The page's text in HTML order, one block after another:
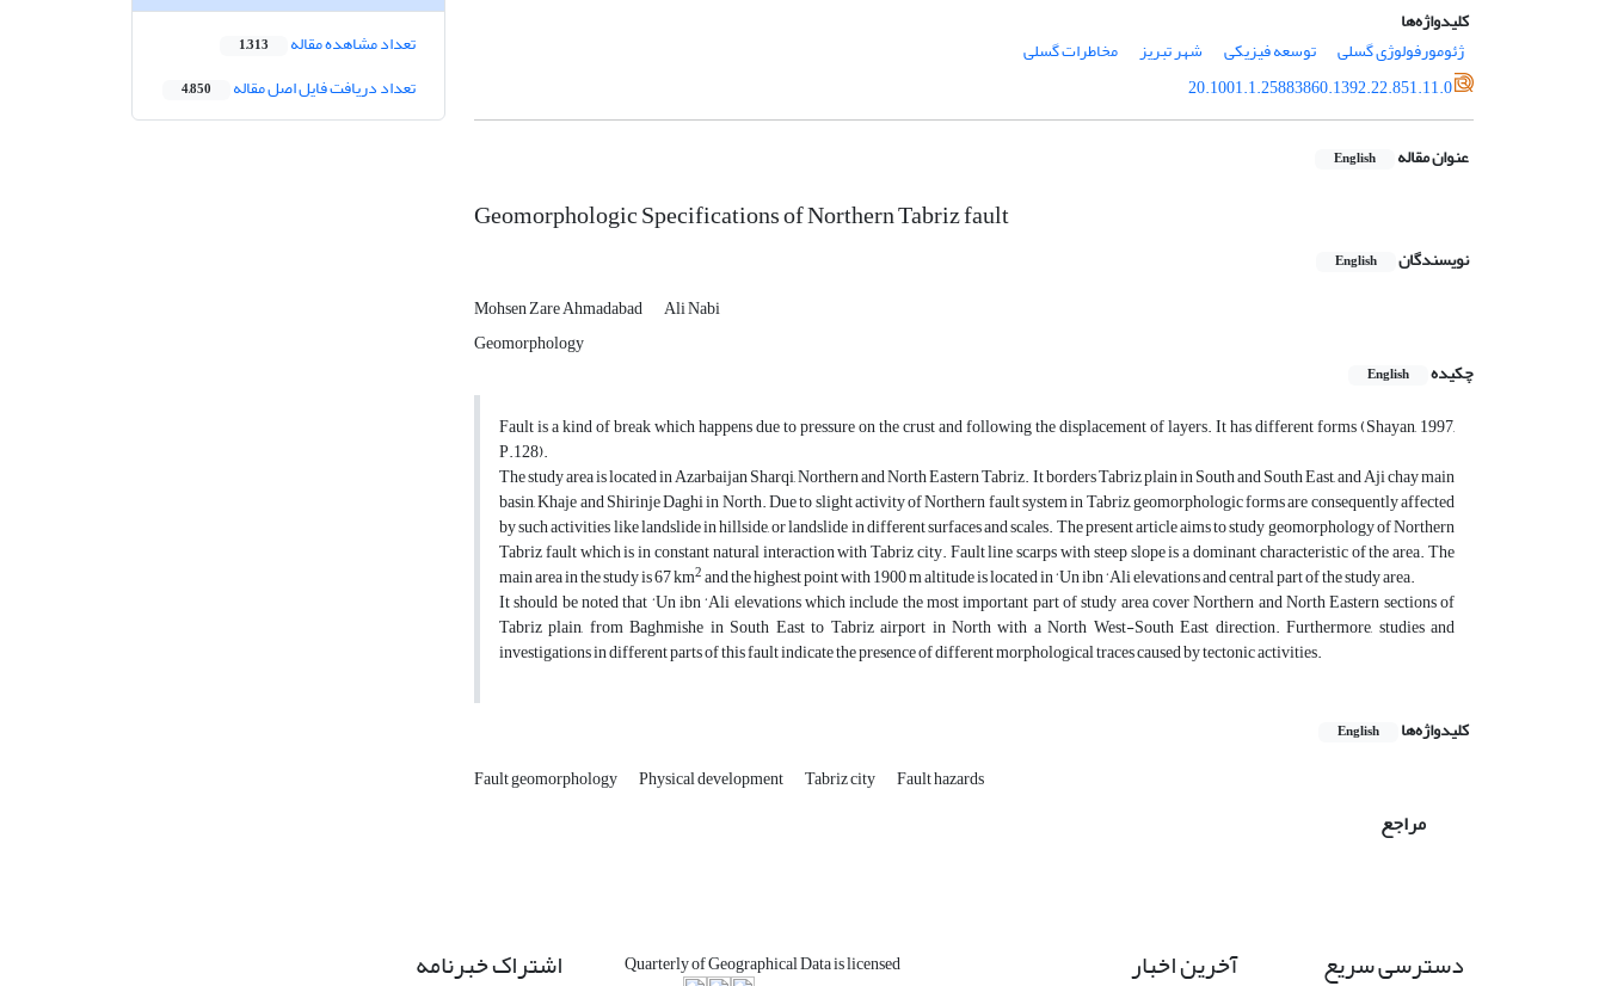
کلیدواژه‌ها
ژئومورفولوژی گسلی
توسعه فیزیکی شهر تبریز
مخاطرات گسلی
20.1001.1.25883860.1392.22.851.11.0
عنوان مقاله English
Geomorphologic Specifications of Northern Tabriz fault
نویسندگان English
Mohsen Zare Ahmadabad
Ali Nabi
Geomorphology
چکیده
English
Fault is a kind of break which happens due to pressure on the crust and following the displacement of layers. It has different forms (Shayan, 1997,
P.128).
The study area is located in Azarbaijan Sharqi, Northern and North Eastern Tabriz. It borders Tabriz plain in South and South East, and Aji chay main
basin, Khaje and Shirinje Daghi in North. Due to slight activity of Northern fault system in Tabriz, geomorphologic forms are consequently affected
by such activities like landslide in hillside, or landslide in different surfaces and scales. The present article aims to study geomorphology of Northern
Tabriz fault which is in constant natural interaction with Tabriz city. Fault line scarps with steep slope is a dominant characteristic of the area. The
main area in the study is 67 km2and the highest point with 1900 m altitude is located in ‘Un ibn ‘Ali elevations and central part of the study area.
It should be noted that ‘Un ibn ‘Ali elevations which include the most important part of study area cover Northern and North Eastern sections of
Tabriz plain, from Baghmishe in South East to Tabriz airport in North with a North West-South East direction. Furthermore, studies and
investigations in different parts of this fault indicate the presence of different morphological traces caused by tectonic activities.
کلیدواژه‌ها English
Fault geomorphology Physical development Tabriz city Fault hazards
مراجع
تعداد مشاهده مقاله 1,313
تعداد دریافت فایل اصل مقاله 4,850
دسترسی سریع آخرین اخبار
Quarterly of Geographical Data is licensed
اشتراک خبرنامه